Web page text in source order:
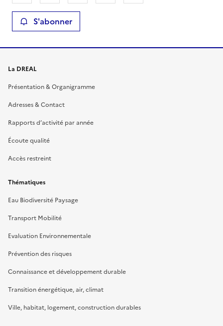
S'abonner
La DREAL
Présentation & Organigramme
Adresses & Contact
Rapports d’activité par année
Écoute qualité
Accès restreint
Thématiques
Eau Biodiversité Paysage
Transport Mobilité
Evaluation Environnementale
Prévention des risques
Connaissance et développement durable
Transition énergétique, air, climat
Ville, habitat, logement, construction durables